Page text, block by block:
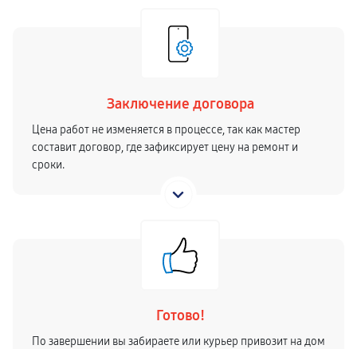
Заключение договора
Цена работ не изменяется в процессе, так как мастер
составит договор, где зафиксирует цену на ремонт и
сроки.
Готово!
По завершении вы забираете или курьер привозит на дом